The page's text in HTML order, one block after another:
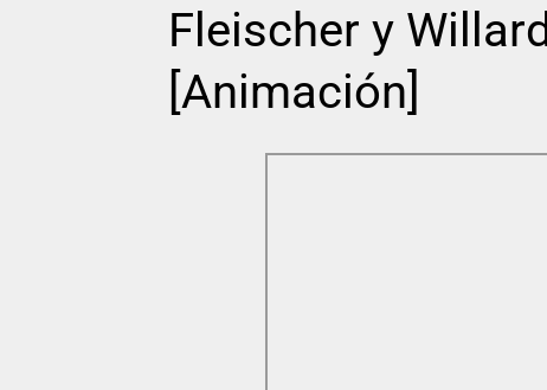
Fleischer y
[Animación]